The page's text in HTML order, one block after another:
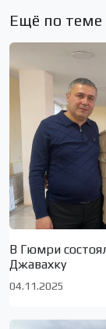
Ещё по теме
В Гюмри
Джавахку
04.11.2025